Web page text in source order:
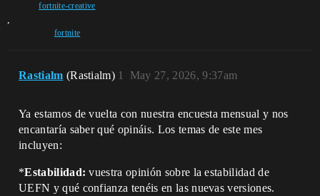
fortnite-creative
,
fortnite
Rastialm (Rastialm) May 27, 2026, 9:37am
1
Ya estamos de vuelta con nuestra encuesta mensual y nos
encantaría saber qué opináis. Los temas de este mes
incluyen:
*Estabilidad: vuestra opinión sobre la estabilidad de
UEFN y qué confianza tenéis en las nuevas versiones.